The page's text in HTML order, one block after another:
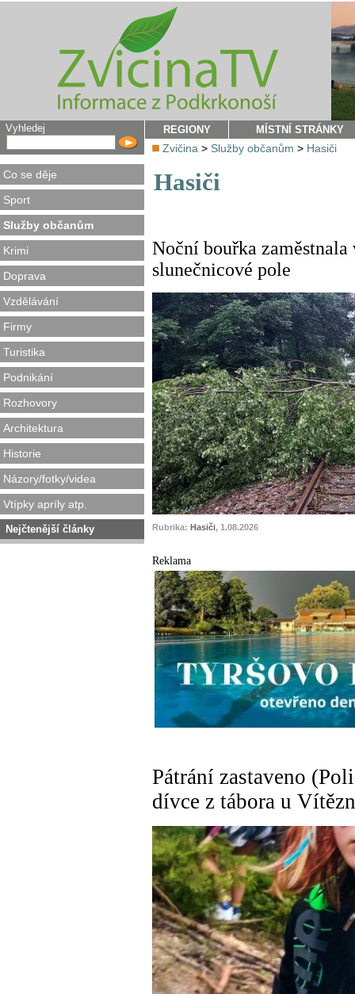
Vyhledej
Co se děje
Sport
Služby občanům
Krimi
Doprava
Vzdělávání
Firmy
Turistika
Podnikání
Rozhovory
Architektura
Historie
Názory/fotky/videa
Vtípky apríly atp.
Nejčtenější články
REGIONY MÍSTNÍ STRÁNKY
Zvičina > Služby občanům > Hasiči
Hasiči
Noční bouřka
slunečnicové pole
Rubrika: Hasiči, 1.08.2026
Reklama
Pátrání zastaveno
dívce z tábora u